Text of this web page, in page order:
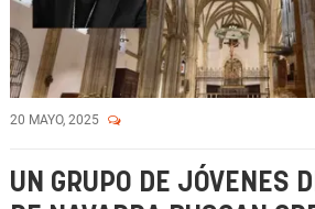
20 MAYO, 2025
UN GRUPO DE JÓVENES